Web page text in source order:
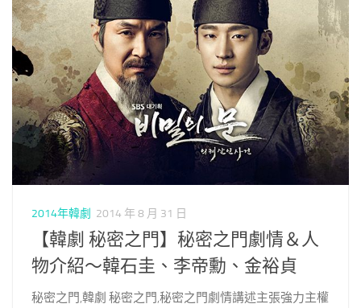
2014年韓劇 2014 年 8 月 31 日
【韓劇 秘密之門】秘密之門劇情＆人
物介紹～韓石圭、李帝勳、金裕貞
秘密之門,韓劇 秘密之門,秘密之門劇情講述主張強力主權